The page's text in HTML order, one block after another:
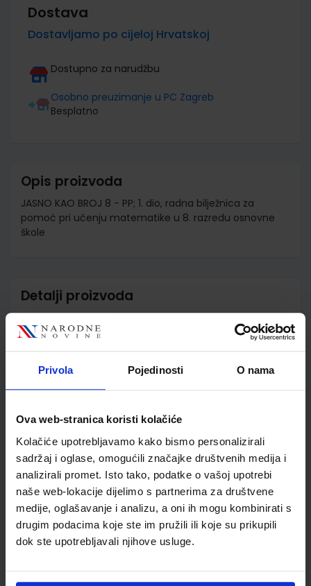
Privola Pojedinosti O nama
Ova web-stranica koristi kolačiće
Kolačiće upotrebljavamo kako bismo personalizirali
sadržaj i oglase, omogućili značajke društvenih medija i
analizirali promet. Isto tako, podatke o vašoj upotrebi
naše web-lokacije dijelimo s partnerima za društvene
medije, oglašavanje i analizu, a oni ih mogu kombinirati s
drugim podacima koje ste im pružili ili koje su prikupili
dok ste upotrebljavali njihove usluge.
Dostava
Dostavljamo po cijeloj Hrvatskoj
Dostupno za narudžbu
Osobno preuzimanje u PC Zagreb
Besplatno
Opis proizvoda
JASNO KAO BROJ 8 - PP; 1. dio, radna bilježnica za
pomoć pri učenju matematike u 8. razredu osnovne
škole
Detalji proizvoda
Jedinična mjera
Autor
Antonija Capan
Školski razred
Vrsta školske knjige
RADNA BILJEŽNICA
Nastavni predmet
MATEMATIKA PP